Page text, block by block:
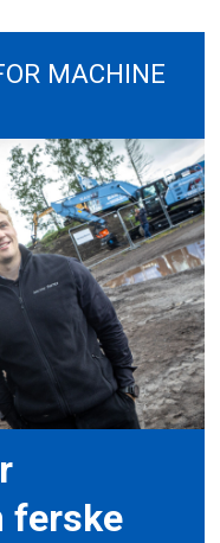
MACHINE
ferske